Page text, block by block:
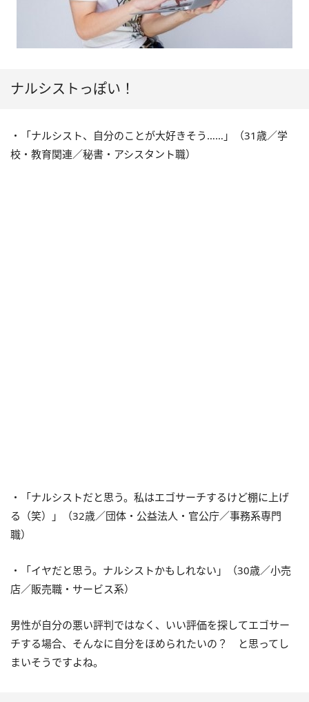
ナルシストっぽい！
・「ナルシスト、自分のことが大好きそう……」（31歳／学
校・教育関連／秘書・アシスタント職）
・「ナルシストだと思う。私はエゴサーチするけど棚に上げ
る（笑）」（32歳／団体・公益法人・官公庁／事務系専門
職）
・「イヤだと思う。ナルシストかもしれない」（30歳／小売
店／販売職・サービス系）
男性が自分の悪い評判ではなく、いい評価を探してエゴサー
チする場合、そんなに自分をほめられたいの？ と思ってし
まいそうですよね。